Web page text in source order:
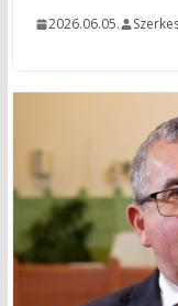
2026.06.05.